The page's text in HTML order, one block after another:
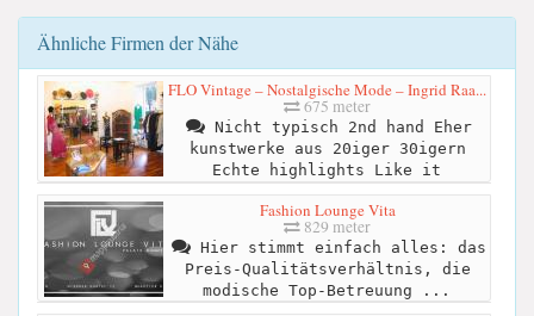
Ähnliche Firmen der Nähe
FLO Vintage – Nostalgische Mode – Ingrid Raa...
675 meter
Nicht typisch 2nd hand Eher
kunstwerke aus 20iger 30igern
Echte highlights Like it
Fashion Lounge Vita
829 meter
Hier stimmt einfach alles: das
Preis-Qualitätsverhältnis, die
modische Top-Betreuung ...